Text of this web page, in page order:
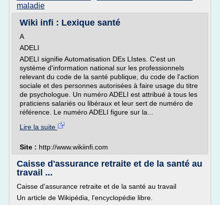
maladie
Wiki infi : Lexique santé
A
ADELI
ADELI signifie Automatisation DEs LIstes. C'est un
système d'information national sur les professionnels
relevant du code de la santé publique, du code de l'action
sociale et des personnes autorisées à faire usage du titre
de psychologue. Un numéro ADELI est attribué à tous les
praticiens salariés ou libéraux et leur sert de numéro de
référence. Le numéro ADELI figure sur la...
Lire la suite
Site : http://www.wikiinfi.com
Caisse d'assurance retraite et de la santé au
travail ...
Caisse d'assurance retraite et de la santé au travail
Un article de Wikipédia, l'encyclopédie libre.